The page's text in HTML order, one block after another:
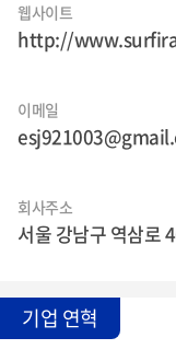
웹사이트
http://
이메일
회사주소
서울 강남구 역삼로
기업 연혁